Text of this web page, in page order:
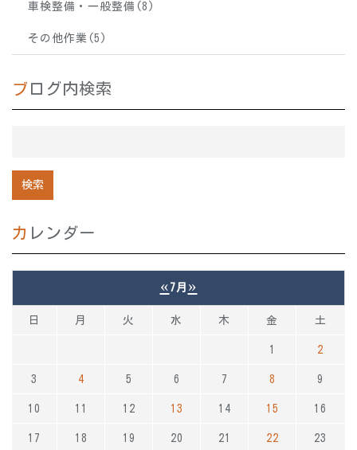
車検整備・一般整備(8)
その他作業(5)
ブログ内検索
カレンダー
« 7月 »
日 月 火 水 木 金 土
1 2
3 4 5 6 7 8 9
10 11 12 13 14 15 16
17 18 19 20 21 22 23